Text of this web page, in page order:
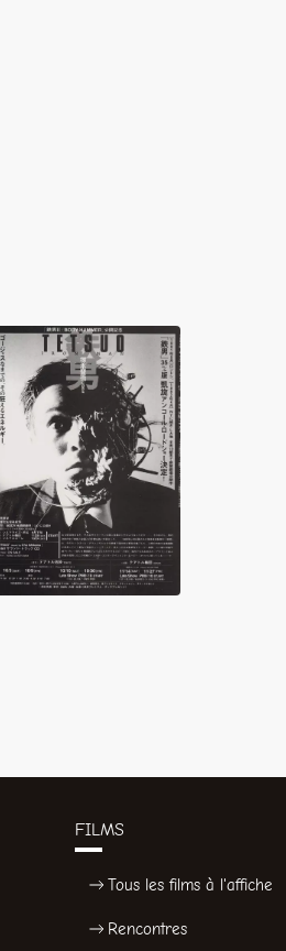
Tetsuo
FILMS
Tous les films à l'affiche
Rencontres